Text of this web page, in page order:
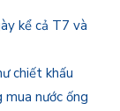
kể cả T7 và
chiết khấu
mua nước ống